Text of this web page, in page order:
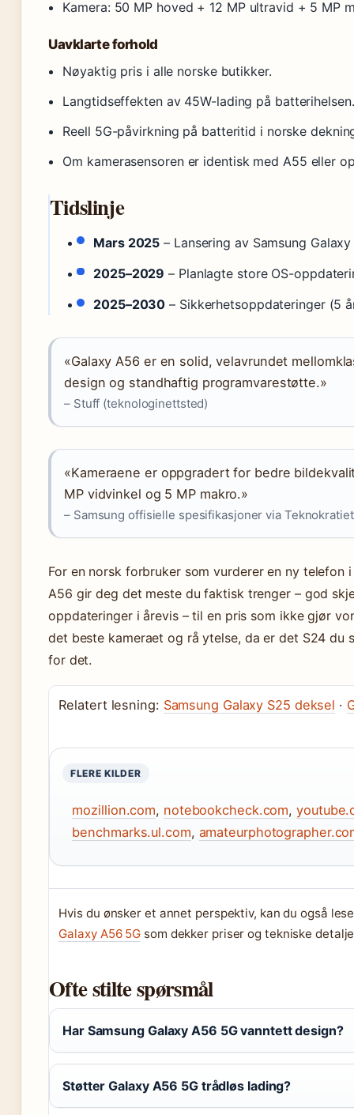
Kamera: 50 MP hoved + 12 MP ultravid + 5 MP
Uavklarte forhold
Nøyaktig pris i alle norske butikker.
Langtidseffekten av 45W-lading på batterihelsen.
Reell 5G-påvirkning på batteritid i norske
Om kamerasensoren er identisk med A55 eller
Tidslinje
Mars 2025 – Lansering av Samsung
2025–2029 – Planlagte store OS-
2025–2030 – Sikkerhetsoppdateringer (5
«Galaxy A56 er en solid, velavrundet
design og standhaftig programvarestøtte.»
– Stuff (teknologinettsted)
«Kameraene er oppgradert for bedre
MP vidvinkel og 5 MP makro.»
– Samsung offisielle spesifikasjoner via Teknokratiet
For en norsk forbruker som vurderer en ny telefon
A56 gir deg det meste du faktisk trenger – god
oppdateringer i årevis – til en pris som ikke gjør
det beste kameraet og rå ytelse, da er det S24 du
for det.
Relatert lesning: Samsung Galaxy S25 deksel ·
FLERE KILDER
mozillion.com, notebookcheck.com,
benchmarks.ul.com,
Hvis du ønsker et annet perspektiv, kan du også
Galaxy A56 5G som dekker priser og tekniske
Ofte stilte spørsmål
Har Samsung Galaxy A56 5G vanntett design?
Støtter Galaxy A56 5G trådløs lading?